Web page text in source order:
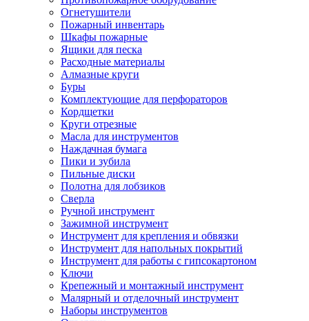
Огнетушители
Пожарный инвентарь
Шкафы пожарные
Ящики для песка
Расходные материалы
Алмазные круги
Буры
Комплектующие для перфораторов
Кордщетки
Круги отрезные
Масла для инструментов
Наждачная бумага
Пики и зубила
Пильные диски
Полотна для лобзиков
Сверла
Ручной инструмент
Зажимной инструмент
Инструмент для крепления и обвязки
Инструмент для напольных покрытий
Инструмент для работы с гипсокартоном
Ключи
Крепежный и монтажный инструмент
Малярный и отделочный инструмент
Наборы инструментов